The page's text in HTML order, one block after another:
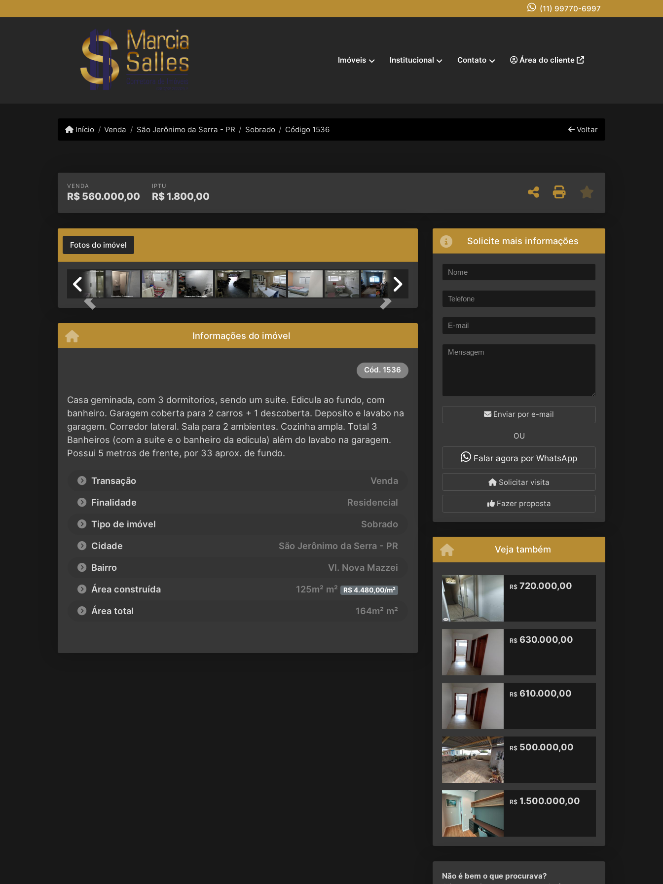
(11) 99770-6997
Imóveis Institucional Contato Área do cliente
Início Venda São Jerônimo da Serra - PR Sobrado Código 1536 Voltar
VENDA
R$ 560.000,00
IPTU
R$ 1.800,00
Fotos do imóvel
Previous Next
Informações do imóvel
Cód. 1536
Casa geminada, com 3 dormitorios, sendo um suite. Edicula ao fundo, com
banheiro. Garagem coberta para 2 carros + 1 descoberta. Deposito e lavabo na
garagem. Corredor lateral. Sala para 2 ambientes. Cozinha ampla. Total 3
Banheiros (com a suite e o banheiro da edicula) além do lavabo na garagem.
Possui 5 metros de frente, por 33 aprox. de fundo.
Transação
Venda
Finalidade
Residencial
Tipo de imóvel
Sobrado
Cidade
São Jerônimo da Serra - PR
Bairro
Vl. Nova Mazzei
Área construída
125m² m² R$ 4.480,00/m²
Área total 164m² m²
Solicite mais informações
Enviar por e-mail
OU
Falar agora por WhatsApp
Solicitar visita
Fazer proposta
Veja também
R$720.000,00
R$630.000,00
R$610.000,00
R$500.000,00
R$1.500.000,00
Não é bem o que procurava?